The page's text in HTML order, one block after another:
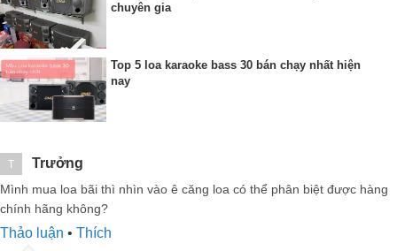
chuyên gia
Top 5 loa karaoke bass 30 bán chạy nhất hiện
nay
T Trưởng
Mình mua loa bãi thì nhìn vào ê căng loa có thể phân biệt được hàng
chính hãng không?
Thảo luận • Thích